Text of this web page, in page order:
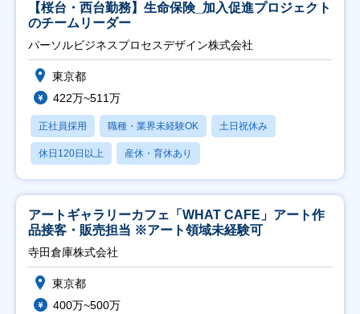
【桜台・西台勤務】生命保険_加入促進プロジェクト
のチームリーダー
パーソルビジネスプロセスデザイン株式会社
東京都
422万~511万
正社員採用 職種・業界未経験OK 土日祝休み
休日120日以上 産休・育休あり
アートギャラリーカフェ「WHAT CAFE」アート作
品接客・販売担当 ※アート領域未経験可
寺田倉庫株式会社
東京都
400万~500万